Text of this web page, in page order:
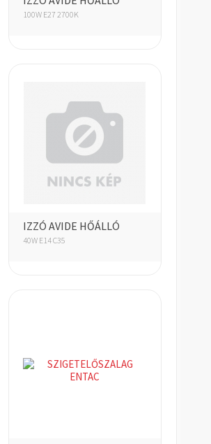
100W E27 2700K
IZZÓ AVIDE HŐÁLLÓ
40W E14 C35